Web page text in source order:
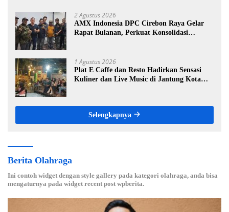
2 Agustus 2026
AMX Indonesia DPC Cirebon Raya Gelar
Rapat Bulanan, Perkuat Konsolidasi
1 Agustus 2026
Plat E Caffe dan Resto Hadirkan Sensasi
Kuliner dan Live Music di Jantung Kota
Selengkapnya
Berita Olahraga
Ini contoh widget dengan style gallery pada kategori olahraga, anda bisa
mengaturnya pada widget recent post wpberita.